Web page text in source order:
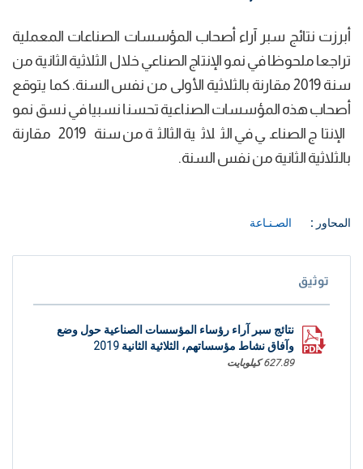
أبرزت نتائج سبر آراء أصحاب المؤسسات الصناعات المعملية
تراجعا ملحوظا في نمو الإنتاج الصناعي خلال الثلاثية الثانية من
سنة 2019 مقارنة بالثلاثية الأولى من نفس السنة. كما يتوقع
أصحاب هذه المؤسسات الصناعية تحسنا نسبيا في نسق نمو
الإنتاج الصناعي في الثلاثية الثالثة من سنة 2019 مقارنة
بالثلاثية الثانية من نفس السنة.
المحاور : الصـنـاعة
توثيق
نتائج سبر آراء رؤساء المؤسسات الصناعية حول وضع
وآفاق نشاط مؤسساتهم، الثلاثية الثانية 2019
627.89 كيلوبايت